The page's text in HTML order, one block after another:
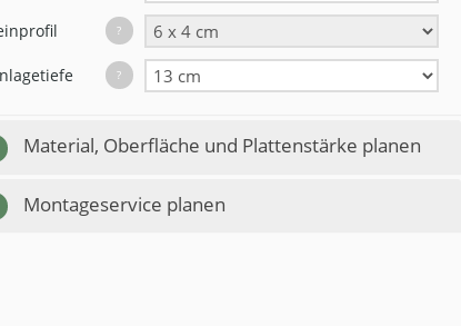
?
?
Material, Oberfläche und Plattenstärke planen
Montageservice planen